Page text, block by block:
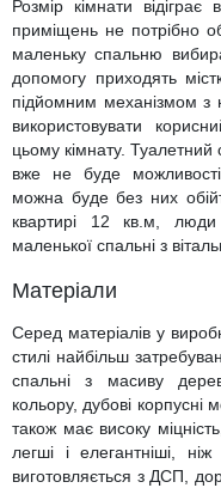
Розмір кімнати
приміщень не потрібно
маленьку спальню
допомогу приходять
підйомним механізмом з
використовувати
цьому кімнату. Туалетний
вже не буде
можна буде без них
квартирі 12 кв.м,
маленької спальні з
Матеріали
Серед матеріалів у
стилі найбільш
спальні з масиву
кольору, дубові корпусні
також має високу
легші і елегантніші,
виготовляється з ДСП,